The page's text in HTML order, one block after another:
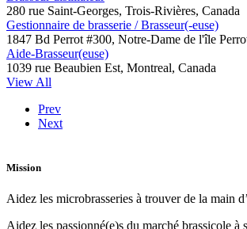
280 rue Saint-Georges, Trois-Rivières, Canada
Gestionnaire de brasserie / Brasseur(-euse)
1847 Bd Perrot #300, Notre-Dame de l'île
Aide-Brasseur(euse)
1039 rue Beaubien Est, Montreal, Canada
View All
Prev
Next
Mission
Aidez les microbrasseries à trouver de la main
Aidez les passionné(e)s du marché brassicole à